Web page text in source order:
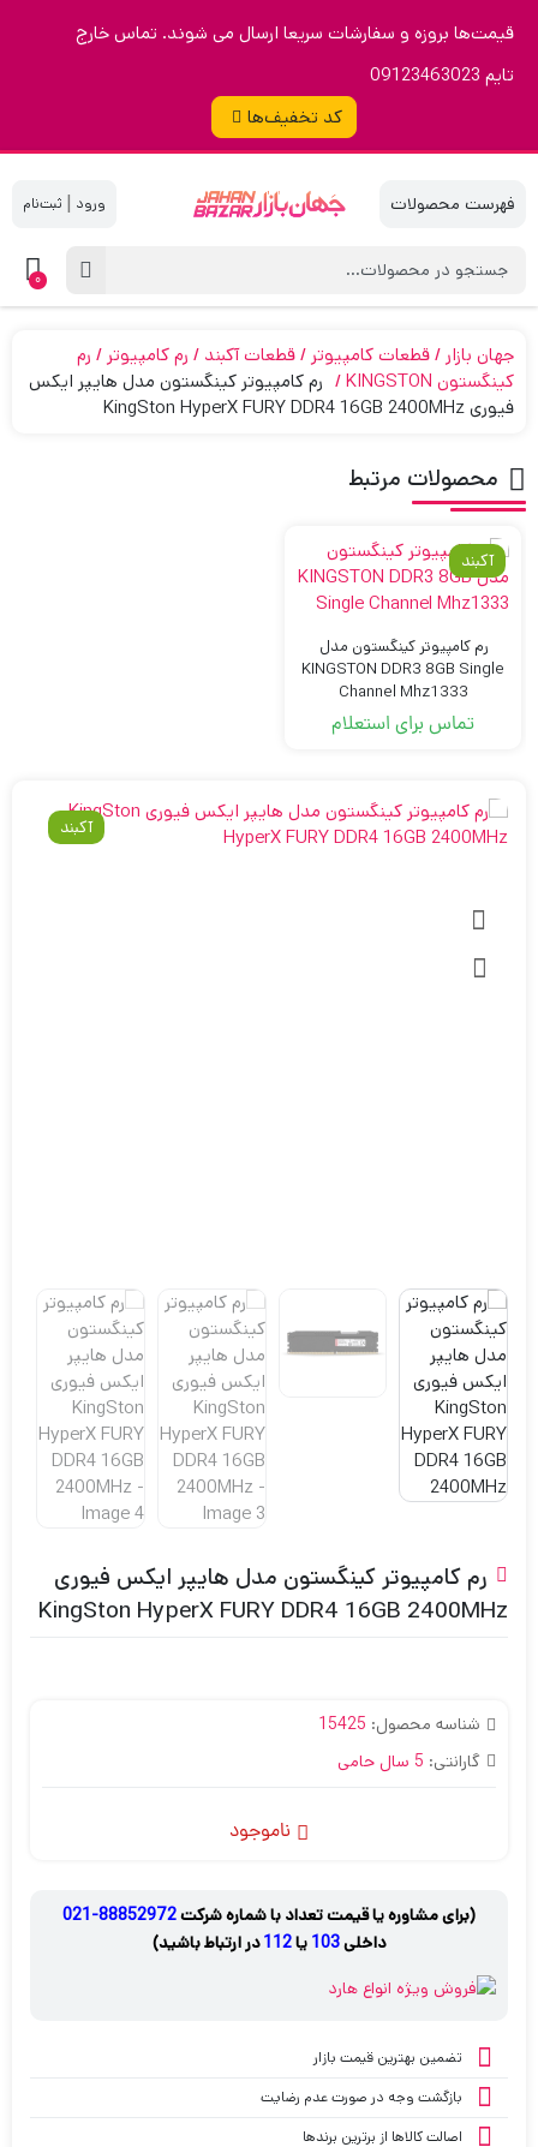
قیمت‌ها بروزه و سفارشات سریعا ارسال می شوند. تماس خارج
تایم 09123463023
کد تخفیف‌ها
|
0
جهان بازار قطعات کامپیوتر قطعات آکبند رم کامپیوتر
رم
کینگستون KINGSTON
رم کامپیوتر کینگستون مدل هایپر ایکس
فیوری KingSton HyperX FURY DDR4 16GB 2400MHz
محصولات مرتبط
آکبند
رم کامپیوتر کینگستون مدل
KINGSTON DDR3 8GB Single
Channel Mhz1333
تماس برای استعلام
آکبند
رم کامپیوتر کینگستون مدل هایپر ایکس فیوری
KingSton HyperX FURY DDR4 16GB 2400MHz
شناسه محصول: 15425
گارانتی: 5 سال حامی
ناموجود
(برای مشاوره یا قیمت تعداد با شماره شرکت88852972-021
داخلی103 یا112در ارتباط باشید)
تضمین بهترین قیمت بازار
بازگشت وجه در صورت عدم رضایت
اصالت کالاها از برترین برندها